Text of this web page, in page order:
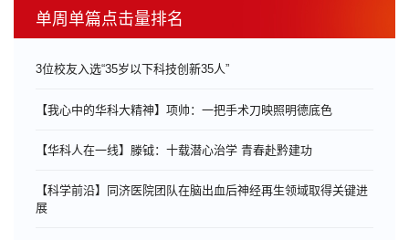
单周单篇点击量排名
3位校友入选“35岁以下科技创新35人”
【我心中的华科大精神】项帅：一把手术刀映照明德底色
【华科人在一线】滕钺：十载潜心治学 青春赴黔建功
【科学前沿】同济医院团队在脑出血后神经再生领域取得关键进
展